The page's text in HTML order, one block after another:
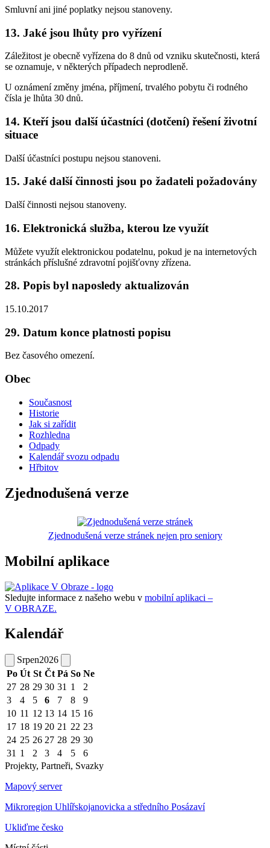
Smluvní ani jiné poplatky nejsou stanoveny.
13. Jaké jsou lhůty pro vyřízení
Záležitost je obecně vyřízena do 8 dnů od vzniku skutečnosti, která
se oznamuje, v některých případech neprodleně.
U oznámení změny jména, příjmení, trvalého pobytu či rodného
čísla je lhůta 30 dnů.
14. Kteří jsou další účastníci (dotčení) řešení životní
situace
Další účastníci postupu nejsou stanoveni.
15. Jaké další činnosti jsou po žadateli požadovány
Další činnosti nejsou stanoveny.
16. Elektronická služba, kterou lze využít
Můžete využít elektronickou podatelnu, pokud je na internetových
stránkách příslušné zdravotní pojišťovny zřízena.
28. Popis byl naposledy aktualizován
15.10.2017
29. Datum konce platnosti popisu
Bez časového omezení.
Obec
Současnost
Historie
Jak si zařídit
Rozhledna
Odpady
Kalendář svozu odpadu
Hřbitov
Zjednodušená verze
Zjednodušená verze stránek nejen pro seniory
Mobilní aplikace
Sledujte informace z našeho webu v mobilní aplikaci –
V OBRAZE.
Kalendář
Srpen2026
Po Út St Čt Pá So Ne
27 28 29 30 31 1
2
3
4 5 6 7 8
9
10 11 12 13 14 15 16
17 18 19 20 21 22 23
24 25 26 27 28 29 30
31 1 2 3 4 5
6
Projekty, Partneři, Svazky
Mapový server
Mikroregion Uhlířskojanovicka a středního Posázaví
Ukliďme česko